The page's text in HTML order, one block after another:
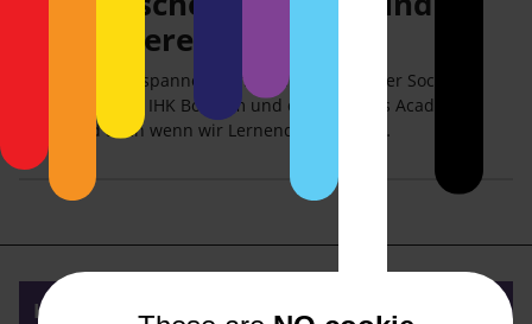
bezugsbereite Hunde
Liebe Lesende, spannend und lehrreich war der Social-
Media-Kurs der IHK Bochum und der Business Academy
Ruhr. Und auch wenn wir Lernenden uns bis…
Kontakt